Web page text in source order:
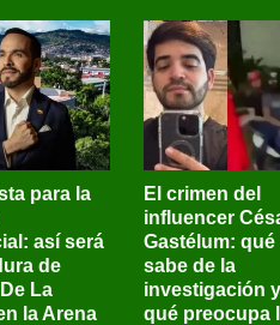
para la
así será
de
La
la Arena
El crimen del
influencer
Gastélum: qué
sabe de la
investigación
qué preocupa